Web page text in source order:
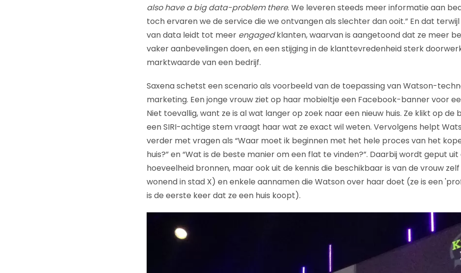
also have a big data-problem there. We leveren steeds meer informatie aan
toch ervaren we de service die we ontvangen als slechter dan ooit.” En dat
van data leidt tot meer engagedklanten, waarvan is aangetoond dat ze meer
vaker aanbevelingen doen, en een stijging in de klanttevredenheid sterk
marktwaarde van een bedrijf.
Saxena schetst een scenario als voorbeeld van de toepassing van Watson-
marketing. Een jonge vrouw ziet op haar mobieltje een Facebook-banner voor
Niet toevallig, want ze is al wat langer op zoek naar een nieuw huis. Ze klikt op de
een SIRI-achtige stem vraagt haar wat ze exact wil weten. Vervolgens helpt
verder met vragen als “Waar moet ik beginnen met het hele proces van het
huis?” en “Wat is de beste manier om een flat te vinden?”. Daarbij wordt geput
hoeveelheid bronnen, maar ook uit de kennis die beschikbaar is van de vrouw zelf
wonend in stad X) en enkele aannamen die Watson over haar doet (ze is een
is de eerste keer dat ze een huis koopt).